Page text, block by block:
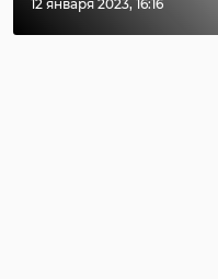
12 января 2023, 16:16